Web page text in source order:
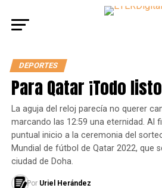
DEPORTES
Para Qatar ¡Todo
La aguja del reloj parecía no querer
marcando las 12:59 una eternidad. Al
puntual inicio a la ceremonia del
Mundial de fútbol de Qatar 2022, que
ciudad de Doha.
Por Uriel Herández